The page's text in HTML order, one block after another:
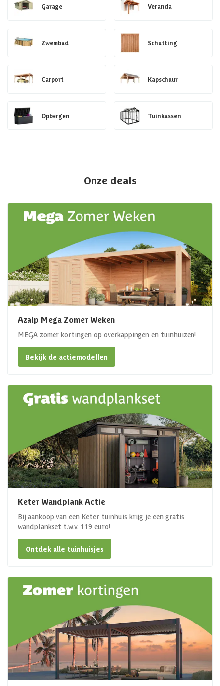
Garage Veranda
Zwembad Schutting
Carport Kapschuur
Opbergen Tuinkassen
Onze deals
Azalp Mega Zomer Weken
MEGA zomer kortingen op overkappingen en tuinhuizen!
Bekijk de actiemodellen
Keter Wandplank Actie
Bij aankoop van een Keter tuinhuis krijg je een gratis
wandplankset t.w.v. 119 euro!
Ontdek alle tuinhuisjes